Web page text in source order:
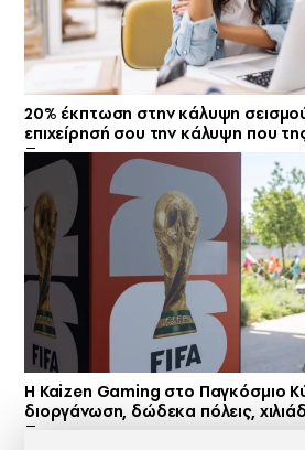
20% έκπτωση στην κάλυψη
επιχείρησή σου την κάλυψη που της
H Kaizen Gaming στο Παγκόσμιο
διοργάνωση, δώδεκα πόλεις,